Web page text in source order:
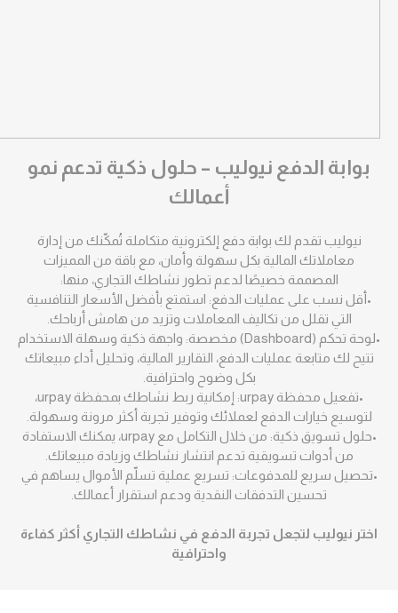
بوابة الدفع نيوليب – حلول ذكية تدعم نمو
أعمالك
نيوليب تقدم لك بوابة دفع إلكترونية متكاملة تُمكّنك من إدارة
معاملاتك المالية بكل سهولة وأمان، مع باقة من المميزات
المصممة خصيصًا لدعم تطور نشاطك التجاري، منها:
•أقل نسب على عمليات الدفع: استمتع بأفضل الأسعار التنافسية
التي تقلل من تكاليف المعاملات وتزيد من هامش أرباحك.
•لوحة تحكم (Dashboard) مخصصة: واجهة ذكية وسهلة الاستخدام
تتيح لك متابعة عمليات الدفع، التقارير المالية، وتحليل أداء مبيعاتك
بكل وضوح واحترافية.
•تفعيل محفظة urpay: إمكانية ربط نشاطك بمحفظة urpay،
لتوسيع خيارات الدفع لعملائك وتوفير تجربة أكثر مرونة وسهولة.
•حلول تسويق ذكية: من خلال التكامل مع urpay، يمكنك الاستفادة
من أدوات تسويقية تدعم انتشار نشاطك وزيادة مبيعاتك.
•تحصيل سريع للمدفوعات: تسريع عملية تسلّم الأموال يساهم في
تحسين التدفقات النقدية ودعم استقرار أعمالك.
اختر نيوليب لتجعل تجربة الدفع في نشاطك التجاري أكثر كفاءة
واحترافية